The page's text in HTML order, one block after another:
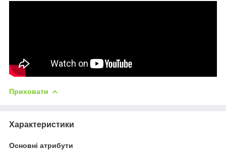
Приховати
Характеристики
Основні атрибути